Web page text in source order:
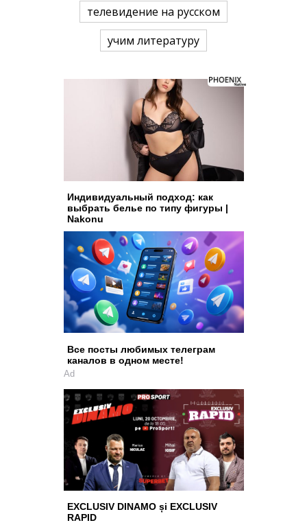
телевидение на русском
учим литературу
Индивидуальный подход: как
выбрать белье по типу фигуры |
Nakonu
Все посты любимых телеграм
каналов в одном месте!
Ad
EXCLUSIV DINAMO și EXCLUSIV
RAPID